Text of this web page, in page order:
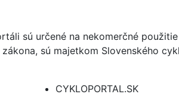
sú určené na nekomerčné
sú majetkom Slovenského
CYKLOPORTAL.SK